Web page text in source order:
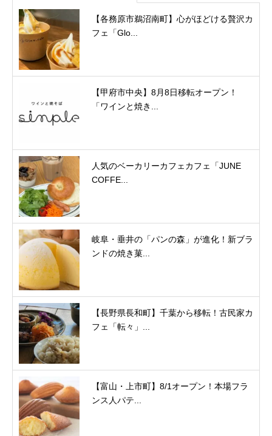
【各務原市鵜沼南町】心がほどける贅沢カ
フェ「Glo...
【甲府市中央】8月8日移転オープン！
「ワインと焼き...
人気のベーカリーカフェカフェ「JUNE
COFFE...
岐阜・垂井の「パンの森」が進化！新ブラ
ンドの焼き菓...
【長野県長和町】千葉から移転！古民家カ
フェ「転々」...
【富山・上市町】8/1オープン！本場フラ
ンス人パテ...